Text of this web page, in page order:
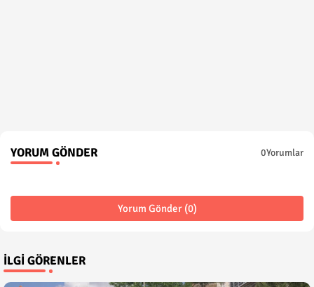
YORUM GÖNDER 0Yorumlar
Yorum Gönder (0)
İLGI GÖRENLER